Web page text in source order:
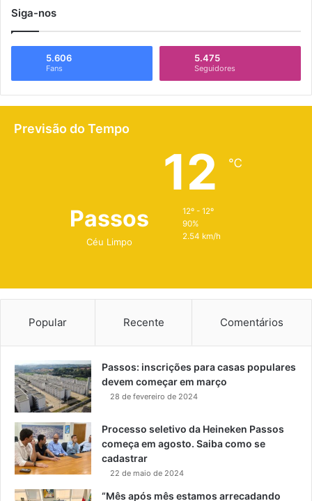
Siga-nos
5.606
Fans
5.475
Seguidores
Previsão do Tempo
Passos
Céu Limpo
12 ℃
12º - 12º
90%
2.54 km/h
Popular Recente Comentários
Passos: inscrições para casas populares
devem começar em março
28 de fevereiro de 2024
Processo seletivo da Heineken Passos
começa em agosto. Saiba como se
cadastrar
22 de maio de 2024
“Mês após mês estamos arrecadando